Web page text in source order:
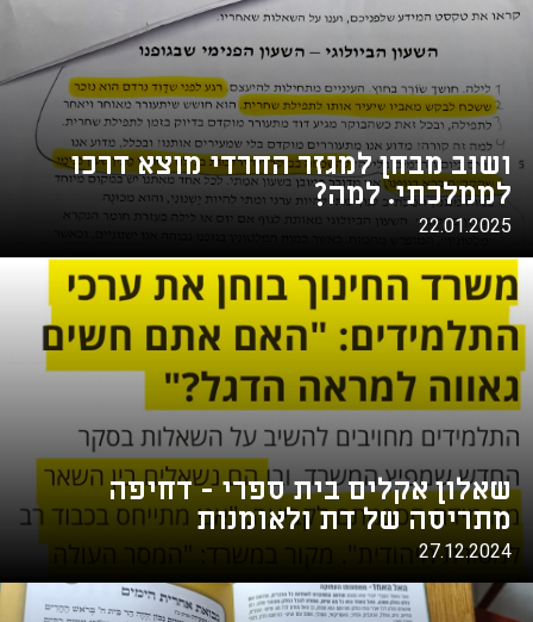
ושוב מבחן למגזר החרדי מוצא דרכו
לממלכתי. למה?
22.01.2025
שאלון אקלים בית ספרי - דחיפה
מתריסה של דת ולאומנות
27.12.2024